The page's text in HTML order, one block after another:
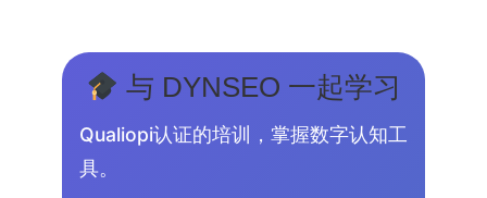
与 DYNSEO 一起学习
Qualiopi认证的培训，掌握数字认知工
具。